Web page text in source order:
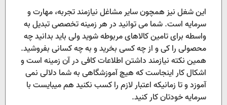
این شغل نیز همچون سایر مشاغل نیازمند تجربه، مهارت و
سرمایه است. شما می توانید در هر زمینه تخصصی تبدیل به
واسطه برای تامین کالاهای مربوطه شوید ولی باید بدانید چه
محصولی را کی و از چه کسی بخرید و به چه کسانی بفروشید.
همین نکته نیازمند داشتن اطلاعات کافی در آن زمینه است و
اشکال کار اینجاست که هیچ آموزشگاهی به شما دلالی نمی
آموزد و تا زمانیکه اعتبار لازم را کسب نکنید هم میبایست با
سرمایه خودتان کار کنید.